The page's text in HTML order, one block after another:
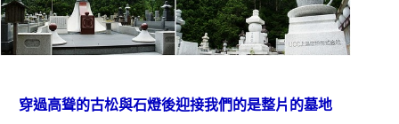
穿過高聳的古松與石燈後迎接我們的是整片的墓地